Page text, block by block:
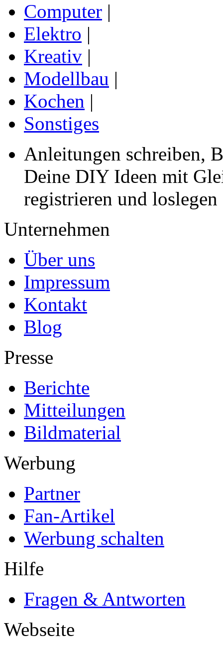
Computer |
Elektro |
Kreativ |
Modellbau |
Kochen |
Sonstiges
Anleitungen schreiben,
Deine DIY Ideen mit
registrieren und loslegen
Unternehmen
Über uns
Impressum
Kontakt
Blog
Presse
Berichte
Mitteilungen
Bildmaterial
Werbung
Partner
Fan-Artikel
Werbung schalten
Hilfe
Fragen & Antworten
Webseite